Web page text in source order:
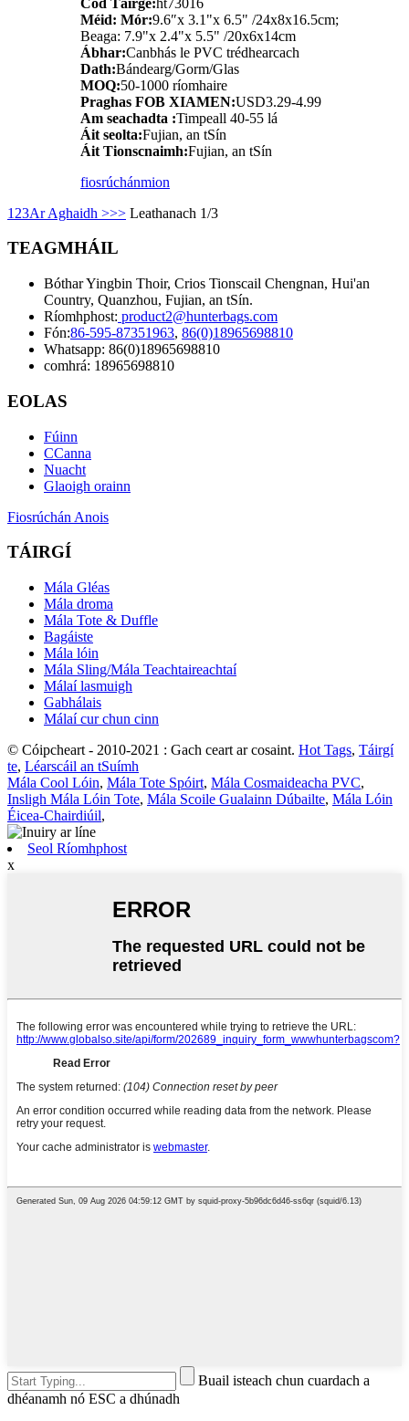
Méid: Mór:9.6″x 3.1"x 6.5" /24x8x16.5cm;
Beaga: 7.9"x 2.4"x 5.5" /20x6x14cm
Ábhar:Canbhás le PVC trédhearcach
Dath:Bándearg/Gorm/Glas
MOQ:50-1000 ríomhaire
Praghas FOB XIAMEN:USD3.29-4.99
Am seachadta :Timpeall 40-55 lá
Áit seolta:Fujian, an tSín
Áit Tionscnaimh:Fujian, an tSín
fiosrúchánmion
1 23Ar Aghaidh >>> Leathanach 1/3
TEAGMHÁIL
Bóthar Yingbin Thoir, Crios Tionscail Chengnan, Hui'an
Country, Quanzhou, Fujian, an tSín.
Ríomhphost: product2@hunterbags.com
Fón:86-595-87351963, 86(0)18965698810
Whatsapp: 86(0)18965698810
comhrá: 18965698810
EOLAS
Fúinn
CCanna
Nuacht
Glaoigh orainn
Fiosrúchán Anois
TÁIRGÍ
Mála Gléas
Mála droma
Mála Tote & Duffle
Bagáiste
Mála lóin
Mála Sling/Mála Teachtaireachtaí
Málaí lasmuigh
Gabhálais
Málaí cur chun cinn
© Cóipcheart - 2010-2021 : Gach ceart ar cosaint. Hot Tags, Táirgí
te, Léarscáil an tSuímh
Mála Cool Lóin, Mála Tote Spóirt, Mála Cosmaideacha PVC,
Insligh Mála Lóin Tote, Mála Scoile Gualainn Dúbailte, Mála Lóin
Éicea-Chairdiúil,
Seol Ríomhphost
x
Buail isteach chun cuardach a
dhéanamh nó ESC a dhúnadh